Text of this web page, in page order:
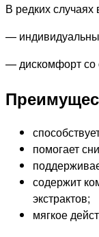
В редких
—
— дискомфорт со
помогает
содержит
экстрактов;
мягкое